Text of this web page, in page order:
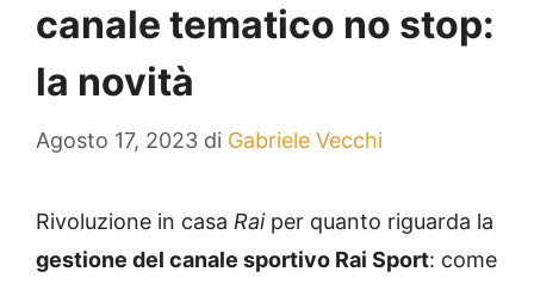
canale tematico no stop:
la novità
Agosto 17, 2023 di Gabriele Vecchi
Rivoluzione in casa Raiper quanto riguarda la
gestione del canale sportivo Rai Sport: come